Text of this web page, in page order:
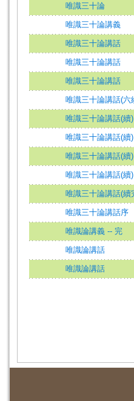
唯識三十論
唯識三十論講義
唯識三十論講話
唯識三十論講話
唯識三十論講話
唯識三十論講話(六
唯識三十論講話(續)
唯識三十論講話(續)
唯識三十論講話(續)
唯識三十論講話(續)
唯識三十論講話(續
唯識三十論講話序
唯識論講義 -- 完
唯識論講話
唯識論講話